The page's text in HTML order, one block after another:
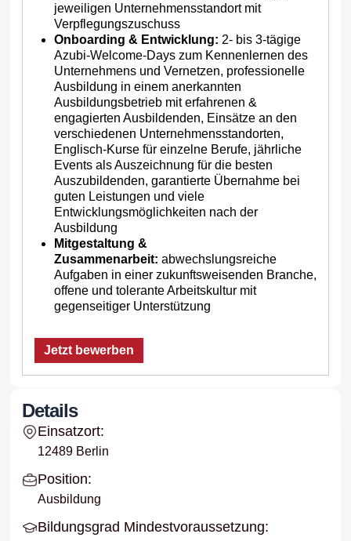
jeweiligen Unternehmensstandort mit
Verpflegungszuschuss
Onboarding & Entwicklung: 2- bis 3-tägige
Azubi-Welcome-Days zum Kennenlernen des
Unternehmens und Vernetzen, professionelle
Ausbildung in einem anerkannten
Ausbildungsbetrieb mit erfahrenen &
engagierten Ausbildenden, Einsätze an den
verschiedenen Unternehmensstandorten,
Englisch-Kurse für einzelne Berufe, jährliche
Events als Auszeichnung für die besten
Auszubildenden, garantierte Übernahme bei
guten Leistungen und viele
Entwicklungsmöglichkeiten nach der
Ausbildung
Mitgestaltung &
Zusammenarbeit: abwechslungsreiche
Aufgaben in einer zukunftsweisenden Branche,
offene und tolerante Arbeitskultur mit
gegenseitiger Unterstützung
Jetzt bewerben
Details
Einsatzort:
12489 Berlin
Position:
Ausbildung
Bildungsgrad Mindestvoraussetzung: